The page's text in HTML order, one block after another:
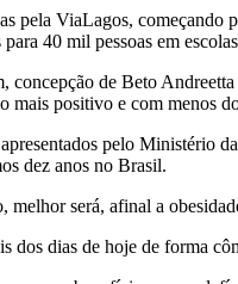
pela ViaLagos,
40 mil pessoas em
de Beto
mais positivo e com menos
pelo Ministério
dez anos no Brasil.
melhor será, afinal a
dos dias de hoje de forma